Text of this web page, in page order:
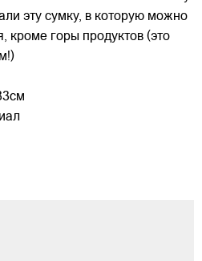
эту сумку, в которую можно
кроме горы продуктов (это